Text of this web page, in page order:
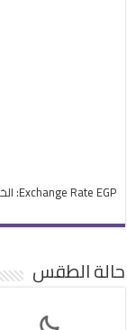
Exchange Rate EGP
:
حالة الطقس